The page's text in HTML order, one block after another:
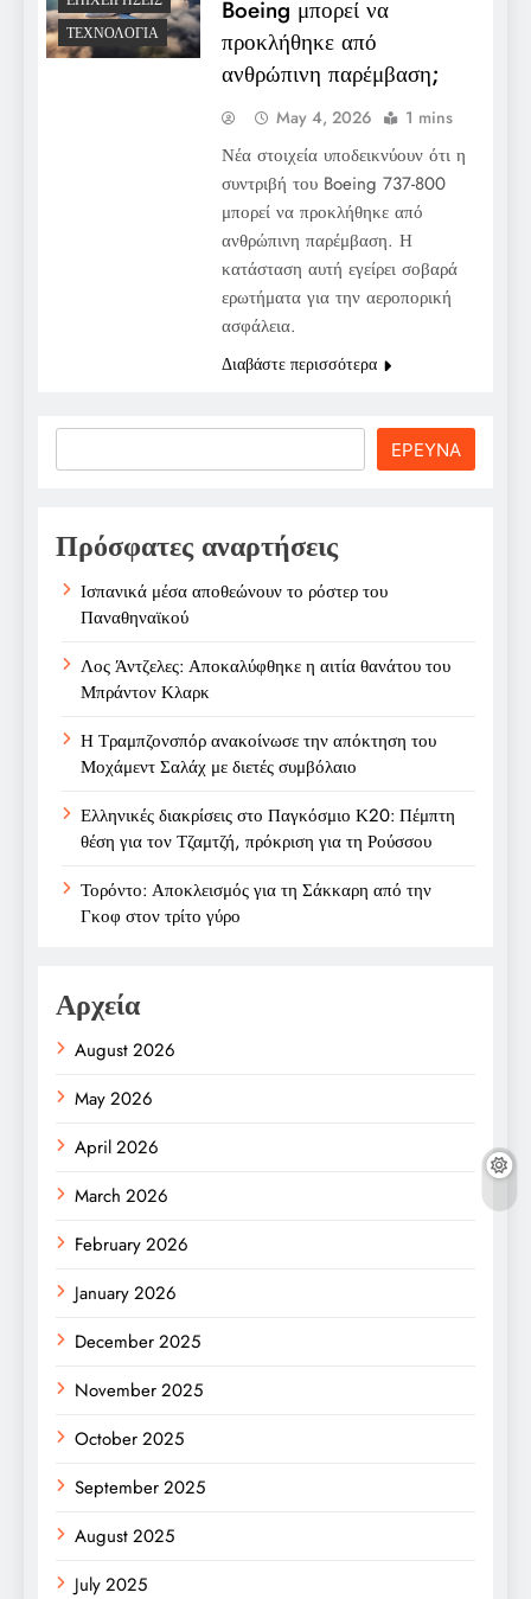
ΤΕΧΝΟΛΟΓΊΑ
Boeing μπορεί να
προκλήθηκε από
ανθρώπινη παρέμβαση;
May 4, 2026 1 mins
Νέα στοιχεία υποδεικνύουν ότι η
συντριβή του Boeing 737-800
μπορεί να προκλήθηκε από
ανθρώπινη παρέμβαση. Η
κατάσταση αυτή εγείρει σοβαρά
ερωτήματα για την αεροπορική
ασφάλεια.
Διαβάστε περισσότερα
ΕΡΕΥΝΑ
Πρόσφατες αναρτήσεις
Ισπανικά μέσα αποθεώνουν το ρόστερ του
Παναθηναϊκού
Λος Άντζελες: Αποκαλύφθηκε η αιτία θανάτου του
Μπράντον Κλαρκ
Η Τραμπζονσπόρ ανακοίνωσε την απόκτηση του
Μοχάμεντ Σαλάχ με διετές συμβόλαιο
Ελληνικές διακρίσεις στο Παγκόσμιο Κ20: Πέμπτη
θέση για τον Τζαμτζή, πρόκριση για τη Ρούσσου
Τορόντο: Αποκλεισμός για τη Σάκκαρη από την
Γκοφ στον τρίτο γύρο
Αρχεία
August 2026
May 2026
April 2026
March 2026
February 2026
January 2026
December 2025
November 2025
October 2025
September 2025
August 2025
July 2025